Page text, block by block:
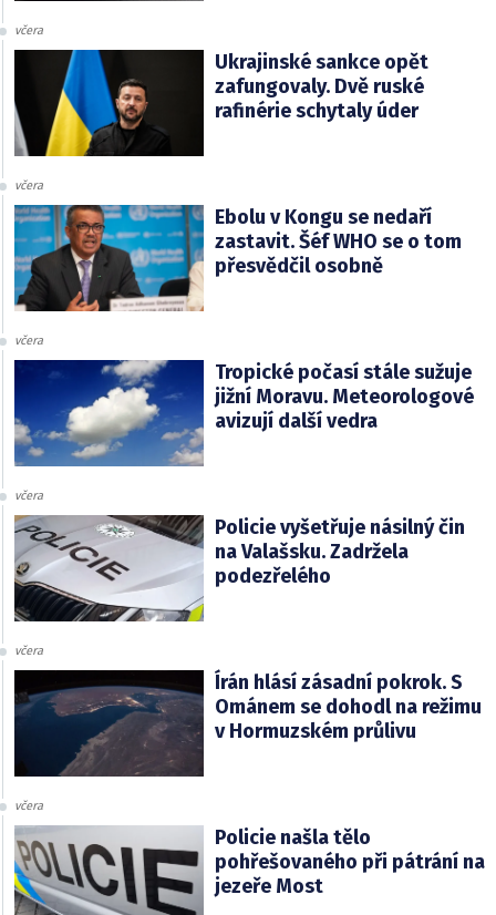
včera
Ukrajinské sankce opět
zafungovaly. Dvě ruské
rafinérie schytaly úder
včera
Ebolu v Kongu se nedaří
zastavit. Šéf WHO se o tom
přesvědčil osobně
včera
Tropické počasí stále sužuje
jižní Moravu. Meteorologové
avizují další vedra
včera
Policie vyšetřuje násilný čin
na Valašsku. Zadržela
podezřelého
včera
Írán hlásí zásadní pokrok. S
Ománem se dohodl na režimu
v Hormuzském průlivu
včera
Policie našla tělo
pohřešovaného při pátrání na
jezeře Most